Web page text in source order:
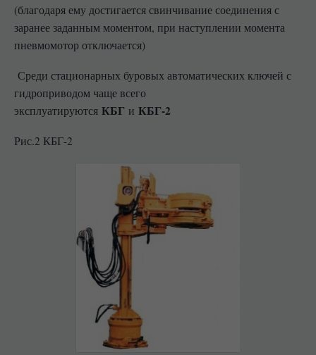
(благодаря ему достигается свинчивание соединения с
заранее заданным моментом, при наступлении момента
пневмомотор отключается)
Среди стационарных буровых автоматических ключей с
гидроприводом чаще всего
эксплуатируются КБГ и КБГ-2
Рис.2 КБГ-2